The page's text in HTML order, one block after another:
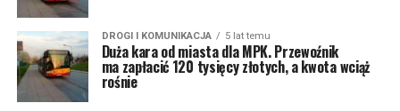
DROGI I KOMUNIKACJA 5 lat temu
Duża kara od miasta dla MPK. Przewoźnik
ma zapłacić 120 tysięcy złotych, a kwota wciąż
rośnie